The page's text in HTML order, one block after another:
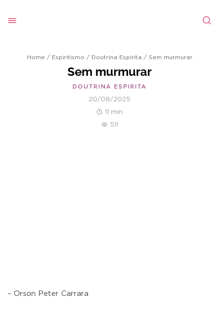
Home / Espiritismo / Doutrina Espirita / Sem murmurar
Sem murmurar
DOUTRINA ESPIRITA
20/08/2025
11 min
511
– Orson Peter Carrara